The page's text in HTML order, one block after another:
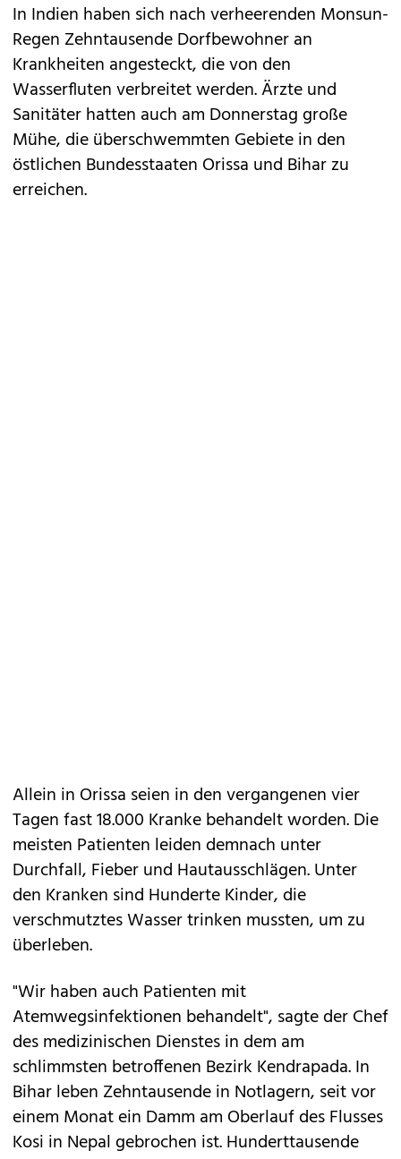
In Indien haben sich nach verheerenden Monsun-
Regen Zehntausende Dorfbewohner an
Krankheiten angesteckt, die von den
Wasserfluten verbreitet werden. Ärzte und
Sanitäter hatten auch am Donnerstag große
Mühe, die überschwemmten Gebiete in den
östlichen Bundesstaaten Orissa und Bihar zu
erreichen.
Allein in Orissa seien in den vergangenen vier
Tagen fast 18.000 Kranke behandelt worden. Die
meisten Patienten leiden demnach unter
Durchfall, Fieber und Hautausschlägen. Unter
den Kranken sind Hunderte Kinder, die
verschmutztes Wasser trinken mussten, um zu
überleben.
"Wir haben auch Patienten mit
Atemwegsinfektionen behandelt", sagte der Chef
des medizinischen Dienstes in dem am
schlimmsten betroffenen Bezirk Kendrapada. In
Bihar leben Zehntausende in Notlagern, seit vor
einem Monat ein Damm am Oberlauf des Flusses
Kosi in Nepal gebrochen ist. Hunderttausende